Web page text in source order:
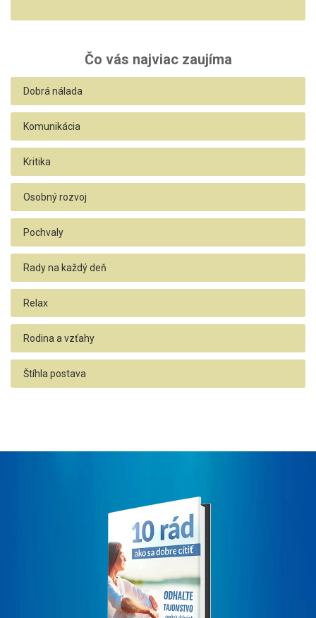
Čo vás najviac zaujíma
Dobrá nálada
Komunikácia
Kritika
Osobný rozvoj
Pochvaly
Rady na každý deň
Relax
Rodina a vzťahy
Štíhla postava